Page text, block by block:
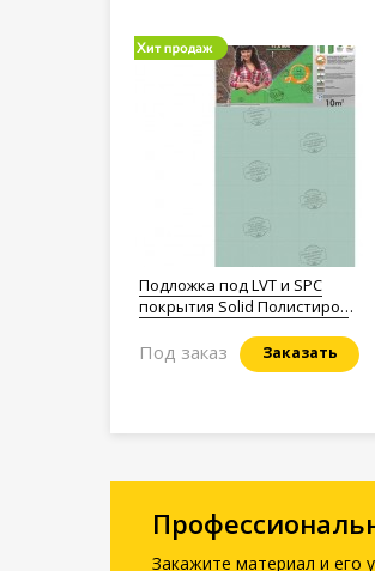
Подложка под LVT и SPC
покрытия Solid Полистирол
Заказать
Под заказ
Закажите материал и его